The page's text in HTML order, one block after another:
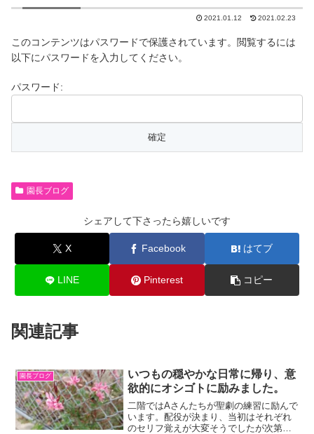
2021.01.12 2021.02.23
このコンテンツはパスワードで保護されています。閲覧するには
以下にパスワードを入力してください。
パスワード:
園長ブログ
シェアして下さったら嬉しいです
X Facebook はてブ
LINE Pinterest コピー
関連記事
園長ブログ
いつもの穏やかな日常に帰り、意
欲的にオシゴトに励みました。
二階ではAさんたちが聖劇の練習に励んで
います。配役が決まり、当初はそれぞれ
のセリフ覚えが大変そうでしたが次第に